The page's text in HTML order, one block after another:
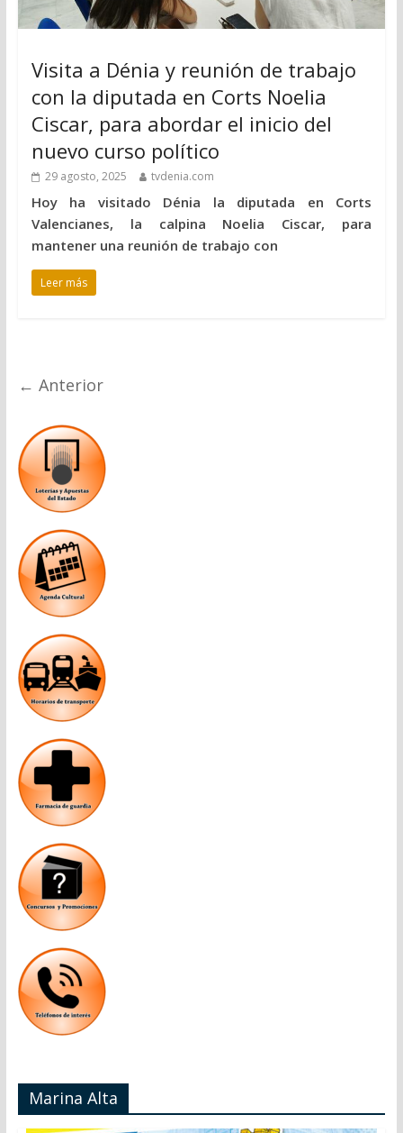
Visita a Dénia y reunión de trabajo
con la diputada en Corts Noelia
Ciscar, para abordar el inicio del
nuevo curso político
29 agosto, 2025 tvdenia.com
Hoy ha visitado Dénia la diputada en Corts
Valencianes, la calpina Noelia Ciscar, para
mantener una reunión de trabajo con
Leer más
← Anterior
Marina Alta